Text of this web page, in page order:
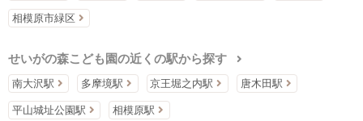
相模原市緑区
せいがの森こども園の近くの駅から探す
南大沢駅 多摩境駅 京王堀之内駅 唐木田駅
平山城址公園駅 相模原駅